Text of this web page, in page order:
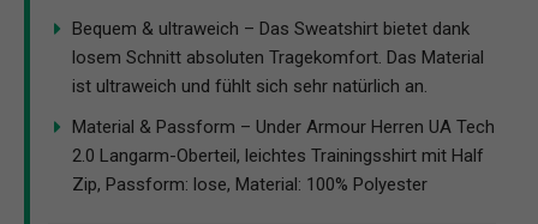
Bequem & ultraweich – Das Sweatshirt bietet dank
losem Schnitt absoluten Tragekomfort. Das Material
ist ultraweich und fühlt sich sehr natürlich an.
Material & Passform – Under Armour Herren UA Tech
2.0 Langarm-Oberteil, leichtes Trainingsshirt mit Half
Zip, Passform: lose, Material: 100% Polyester